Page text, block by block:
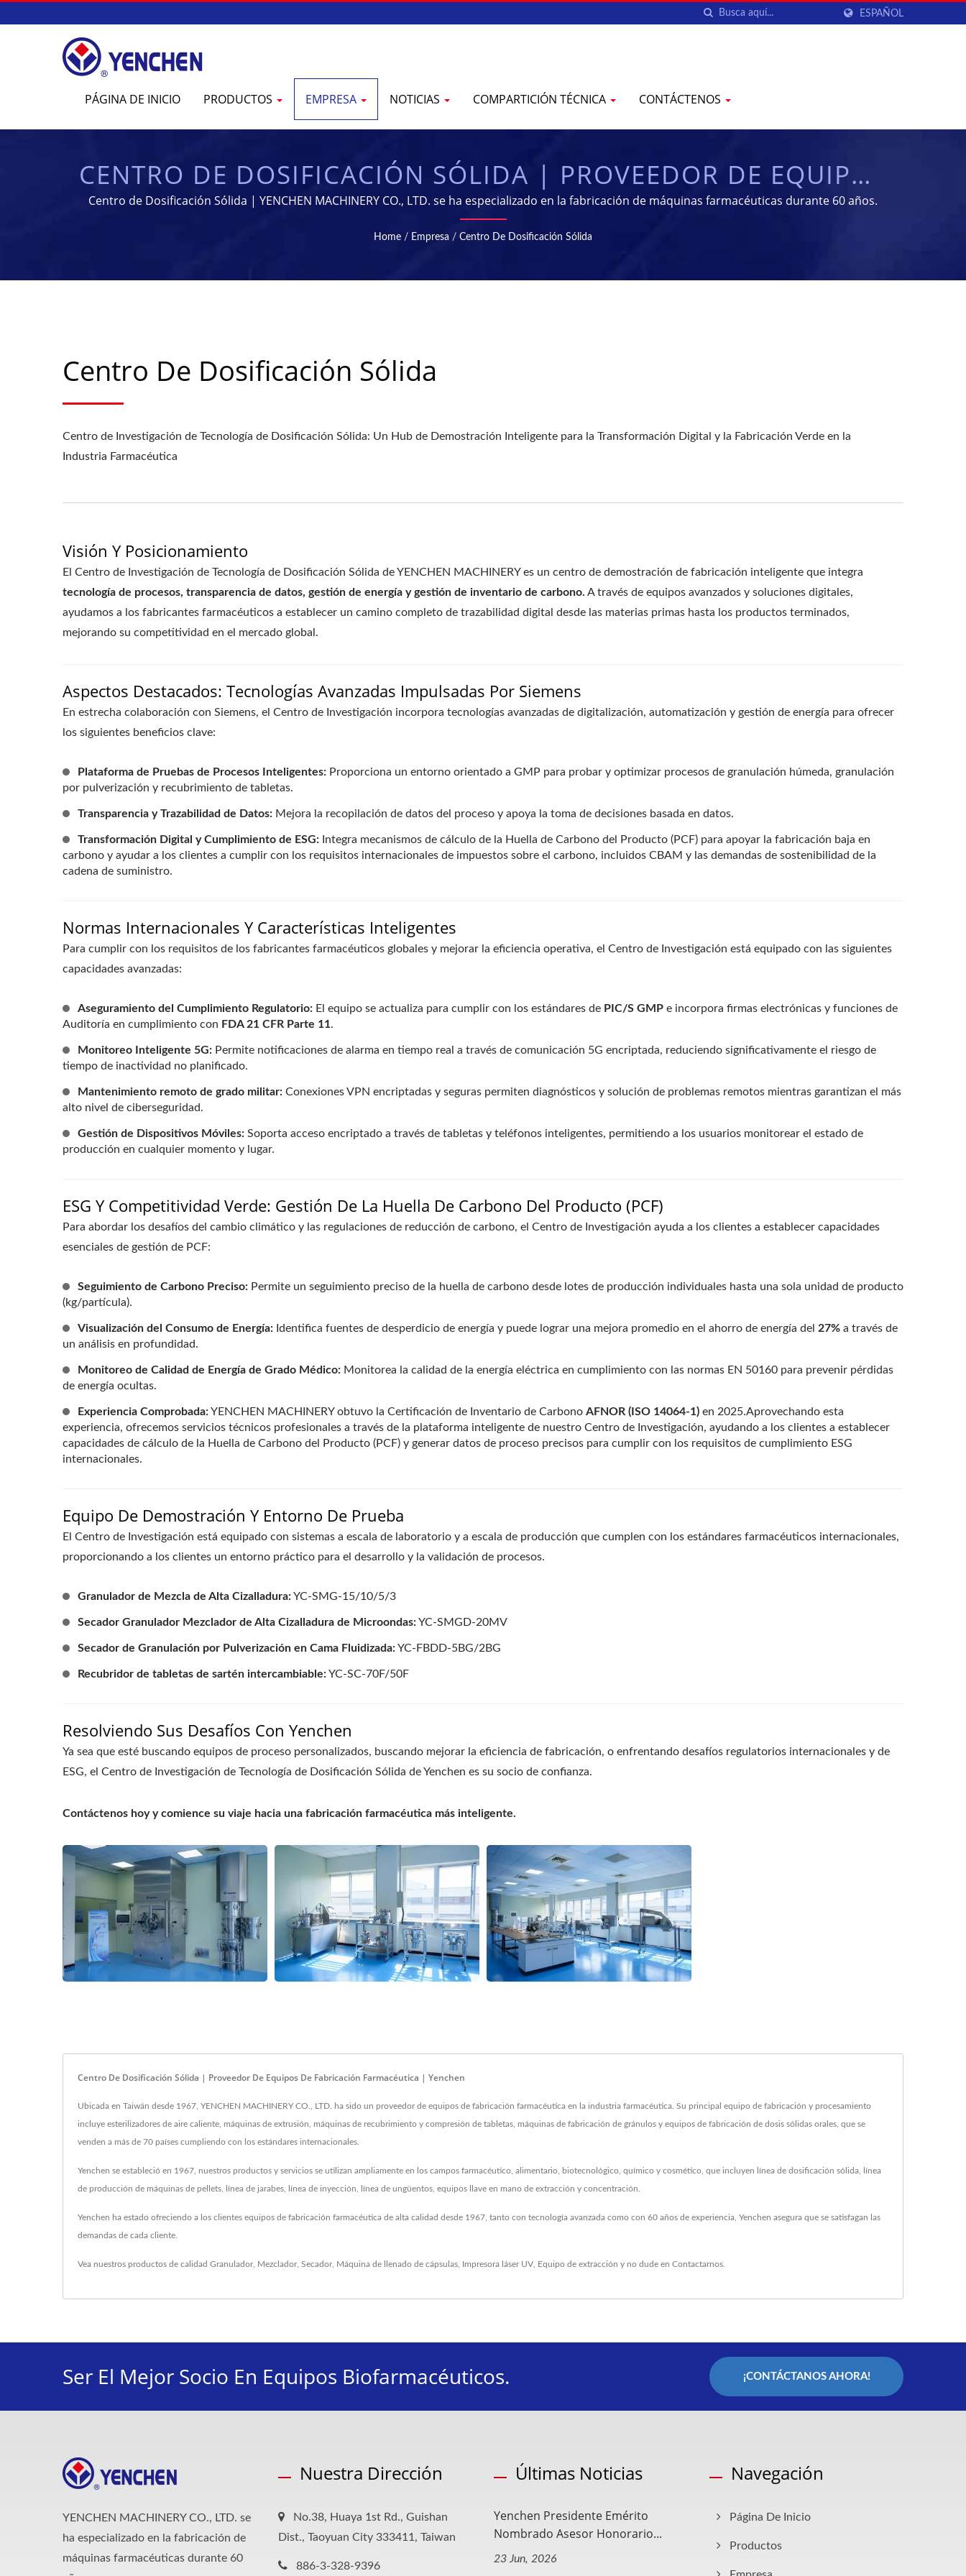
ESPAÑOL
PÁGINA DE INICIO PRODUCTOS EMPRESA NOTICIAS COMPARTICIÓN TÉCNICA CONTÁCTENOS
CENTRO DE DOSIFICACIÓN SÓLIDA | PROVEEDOR DE EQUIPOS
DE FABRICACIÓN FARMACÉUTICA | YENCHEN
Centro de Dosificación Sólida | YENCHEN MACHINERY CO., LTD. se ha especializado en la fabricación de máquinas farmacéuticas durante 60 años.
Home / Empresa / Centro De Dosificación Sólida
Centro De Dosificación Sólida
Centro de Investigación de Tecnología de Dosificación Sólida: Un Hub de Demostración Inteligente para la Transformación Digital y la Fabricación Verde en la
Industria Farmacéutica
Visión Y Posicionamiento
El Centro de Investigación de Tecnología de Dosificación Sólida de YENCHEN MACHINERY es un centro de demostración de fabricación inteligente que integra
tecnología de procesos, transparencia de datos, gestión de energía y gestión de inventario de carbono. A través de equipos avanzados y soluciones digitales,
ayudamos a los fabricantes farmacéuticos a establecer un camino completo de trazabilidad digital desde las materias primas hasta los productos terminados,
mejorando su competitividad en el mercado global.
Aspectos Destacados: Tecnologías Avanzadas Impulsadas Por Siemens
En estrecha colaboración con Siemens, el Centro de Investigación incorpora tecnologías avanzadas de digitalización, automatización y gestión de energía para ofrecer
los siguientes beneficios clave:
Plataforma de Pruebas de Procesos Inteligentes: Proporciona un entorno orientado a GMP para probar y optimizar procesos de granulación húmeda, granulación
por pulverización y recubrimiento de tabletas.
Transparencia y Trazabilidad de Datos: Mejora la recopilación de datos del proceso y apoya la toma de decisiones basada en datos.
Transformación Digital y Cumplimiento de ESG: Integra mecanismos de cálculo de la Huella de Carbono del Producto (PCF) para apoyar la fabricación baja en
carbono y ayudar a los clientes a cumplir con los requisitos internacionales de impuestos sobre el carbono, incluidos CBAM y las demandas de sostenibilidad de la
cadena de suministro.
Normas Internacionales Y Características Inteligentes
Para cumplir con los requisitos de los fabricantes farmacéuticos globales y mejorar la eficiencia operativa, el Centro de Investigación está equipado con las siguientes
capacidades avanzadas:
Aseguramiento del Cumplimiento Regulatorio: El equipo se actualiza para cumplir con los estándares de PIC/S GMP e incorpora firmas electrónicas y funciones de
Auditoría en cumplimiento con FDA 21 CFR Parte 11.
Monitoreo Inteligente 5G: Permite notificaciones de alarma en tiempo real a través de comunicación 5G encriptada, reduciendo significativamente el riesgo de
tiempo de inactividad no planificado.
Mantenimiento remoto de grado militar: Conexiones VPN encriptadas y seguras permiten diagnósticos y solución de problemas remotos mientras garantizan el más
alto nivel de ciberseguridad.
Gestión de Dispositivos Móviles: Soporta acceso encriptado a través de tabletas y teléfonos inteligentes, permitiendo a los usuarios monitorear el estado de
producción en cualquier momento y lugar.
ESG Y Competitividad Verde: Gestión De La Huella De Carbono Del Producto (PCF)
Para abordar los desafíos del cambio climático y las regulaciones de reducción de carbono, el Centro de Investigación ayuda a los clientes a establecer capacidades
esenciales de gestión de PCF:
Seguimiento de Carbono Preciso: Permite un seguimiento preciso de la huella de carbono desde lotes de producción individuales hasta una sola unidad de producto
(kg/partícula).
Visualización del Consumo de Energía: Identifica fuentes de desperdicio de energía y puede lograr una mejora promedio en el ahorro de energía del 27% a través de
un análisis en profundidad.
Monitoreo de Calidad de Energía de Grado Médico: Monitorea la calidad de la energía eléctrica en cumplimiento con las normas EN 50160 para prevenir pérdidas
de energía ocultas.
Experiencia Comprobada:YENCHEN MACHINERY obtuvo la Certificación de Inventario de Carbono AFNOR (ISO 14064-1) en 2025.Aprovechando esta
experiencia, ofrecemos servicios técnicos profesionales a través de la plataforma inteligente de nuestro Centro de Investigación, ayudando a los clientes a establecer
capacidades de cálculo de la Huella de Carbono del Producto (PCF) y generar datos de proceso precisos para cumplir con los requisitos de cumplimiento ESG
internacionales.
Equipo De Demostración Y Entorno De Prueba
El Centro de Investigación está equipado con sistemas a escala de laboratorio y a escala de producción que cumplen con los estándares farmacéuticos internacionales,
proporcionando a los clientes un entorno práctico para el desarrollo y la validación de procesos.
Granulador de Mezcla de Alta Cizalladura:YC-SMG-15/10/5/3
Secador Granulador Mezclador de Alta Cizalladura de Microondas:YC-SMGD-20MV
Secador de Granulación por Pulverización en Cama Fluidizada:YC-FBDD-5BG/2BG
Recubridor de tabletas de sartén intercambiable:YC-SC-70F/50F
Resolviendo Sus Desafíos Con Yenchen
Ya sea que esté buscando equipos de proceso personalizados, buscando mejorar la eficiencia de fabricación, o enfrentando desafíos regulatorios internacionales y de
ESG, el Centro de Investigación de Tecnología de Dosificación Sólida de Yenchen es su socio de confianza.
Contáctenos hoy y comience su viaje hacia una fabricación farmacéutica más inteligente.
Centro De Dosificación Sólida | Proveedor De Equipos De Fabricación Farmacéutica | Yenchen
Ubicada en Taiwán desde 1967, YENCHEN MACHINERY CO., LTD. ha sido un proveedor de equipos de fabricación farmacéutica en la industria farmacéutica. Su principal equipo de fabricación y procesamiento
incluye esterilizadores de aire caliente, máquinas de extrusión, máquinas de recubrimiento y compresión de tabletas, máquinas de fabricación de gránulos y equipos de fabricación de dosis sólidas orales, que se
venden a más de 70 países cumpliendo con los estándares internacionales.
Yenchen se estableció en 1967, nuestros productos y servicios se utilizan ampliamente en los campos farmacéutico, alimentario, biotecnológico, químico y cosmético, que incluyen línea de dosificación sólida, línea
de producción de máquinas de pellets, línea de jarabes, línea de inyección, línea de ungüentos, equipos llave en mano de extracción y concentración.
Yenchen ha estado ofreciendo a los clientes equipos de fabricación farmacéutica de alta calidad desde 1967, tanto con tecnología avanzada como con 60 años de experiencia, Yenchen asegura que se satisfagan las
demandas de cada cliente.
Vea nuestros productos de calidad Granulador, Mezclador, Secador, Máquina de llenado de cápsulas Impresora láser UV Equipo de extracción y no dude en Contactarnos
Ser El Mejor Socio En Equipos Biofarmacéuticos. ¡CONTÁCTANOS AHORA!
YENCHEN MACHINERY CO., LTD. se
ha especializado en la fabricación de
máquinas farmacéuticas durante 60
Nuestra Dirección
No.38, Huaya 1st Rd., Guishan
Dist., Taoyuan City 333411, Taiwan
886-3-328-9396
Últimas Noticias
Yenchen Presidente Emérito
Nombrado Asesor Honorario...
23 Jun, 2026
Navegación
Página De Inicio
Productos